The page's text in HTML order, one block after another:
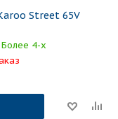
Street 65V
Более 4-х